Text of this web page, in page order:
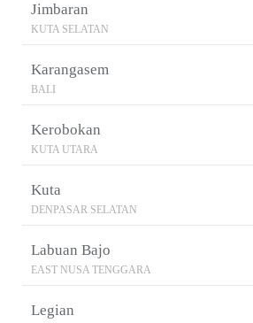
Jimbaran
KUTA SELATAN
Karangasem
BALI
Kerobokan
KUTA UTARA
Kuta
DENPASAR SELATAN
Labuan Bajo
EAST NUSA TENGGARA
Legian